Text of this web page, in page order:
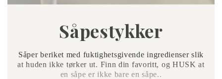
Såpestykker
Såper beriket med fuktighetsgivende ingredienser slik
at huden ikke tørker ut. Finn din favoritt, og HUSK at
en såpe er ikke bare en såpe..